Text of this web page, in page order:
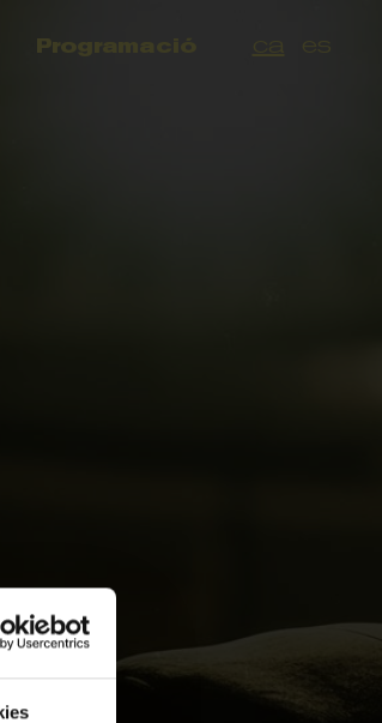
Programació